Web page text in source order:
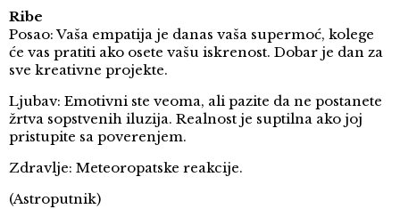
Ribe
Posao: Vaša empatija je danas vaša supermoć, kolege
će vas pratiti ako osete vašu iskrenost. Dobar je dan za
sve kreativne projekte.
Ljubav: Emotivni ste veoma, ali pazite da ne postanete
žrtva sopstvenih iluzija. Realnost je suptilna ako joj
pristupite sa poverenjem.
Zdravlje: Meteoropatske reakcije.
(Astroputnik)